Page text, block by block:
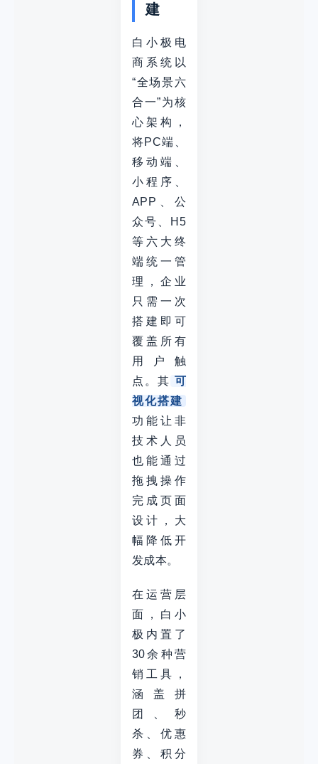
建
白小极电
商系统以
“全场景六
合一”为核
心架构，
将PC端、
移动端、
小程序、
APP、公
众号、H5
等六大终
端统一管
理，企业
只需一次
搭建即可
覆盖所有
用户触
点。其 可
视化搭建
功能让非
技术人员
也能通过
拖拽操作
完成页面
设计，大
幅降低开
发成本。
在运营层
面，白小
极内置了
30余种营
销工具，
涵盖拼
团、秒
杀、优惠
券、积分